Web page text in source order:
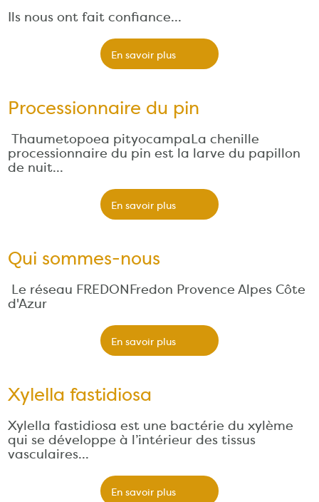
Ils nous ont fait confiance...
En savoir plus
Processionnaire du pin
Thaumetopoea pityocampaLa chenille
processionnaire du pin est la larve du papillon
de nuit…
En savoir plus
Qui sommes-nous
Le réseau FREDONFredon Provence Alpes Côte
d'Azur
En savoir plus
Xylella fastidiosa
Xylella fastidiosa est une bactérie du xylème
qui se développe à l’intérieur des tissus
vasculaires…
En savoir plus